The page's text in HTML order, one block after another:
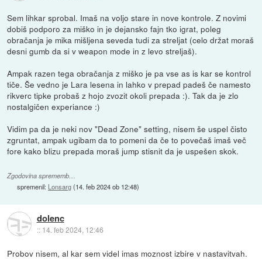
Sem lihkar sprobal. Imaš na voljo stare in nove kontrole. Z novimi
dobiš podporo za miško in je dejansko fajn tko igrat, poleg
obračanja je mika mišljena seveda tudi za streljat (celo držat moraš
desni gumb da si v weapon mode in z levo streljaš).
Ampak razen tega obračanja z miško je pa vse as is kar se kontrol
tiče. Še vedno je Lara lesena in lahko v prepad padeš če namesto
rikverc tipke probaš z hojo zvozit okoli prepada :). Tak da je zlo
nostalgičen experiance :)
Vidim pa da je neki nov "Dead Zone" setting, nisem še uspel čisto
zgruntat, ampak ugibam da to pomeni da če to povečaš imaš več
fore kako blizu prepada moraš jump stisnit da je uspešen skok.
Zgodovina sprememb…
spremenil: Lonsarg(14. feb 2024 ob 12:48)
dolenc
:: 14. feb 2024, 12:46
Probov nisem, al kar sem videl imas moznost izbire v nastavitvah.